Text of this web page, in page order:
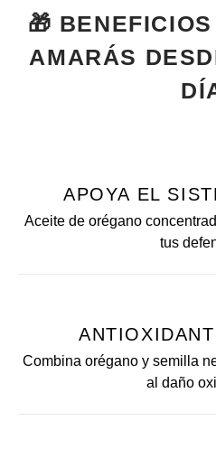
🎁
AMARÁS
APOYA EL
Aceite de orégano
tus
Combina orégano y semilla
al daño